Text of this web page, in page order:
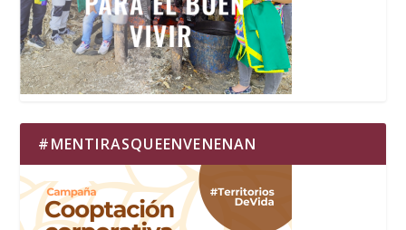
#MENTIRASQUEENVENENAN